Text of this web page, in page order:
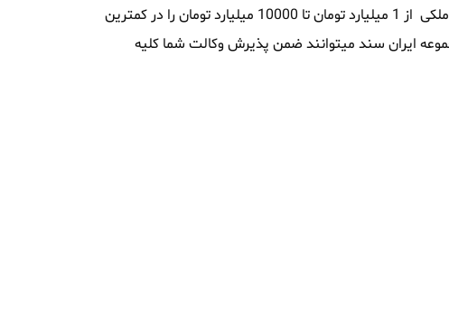
وراوی تامین نماید ، این مجموعه همچنین توانایی آنرا داشته که وثیقه های ملکی از 1 میلیارد تومان تا 10000 میلیارد تومان را در کمترین
ایران سند میتوانند ضمن پذیرش وکالت شما کلیه